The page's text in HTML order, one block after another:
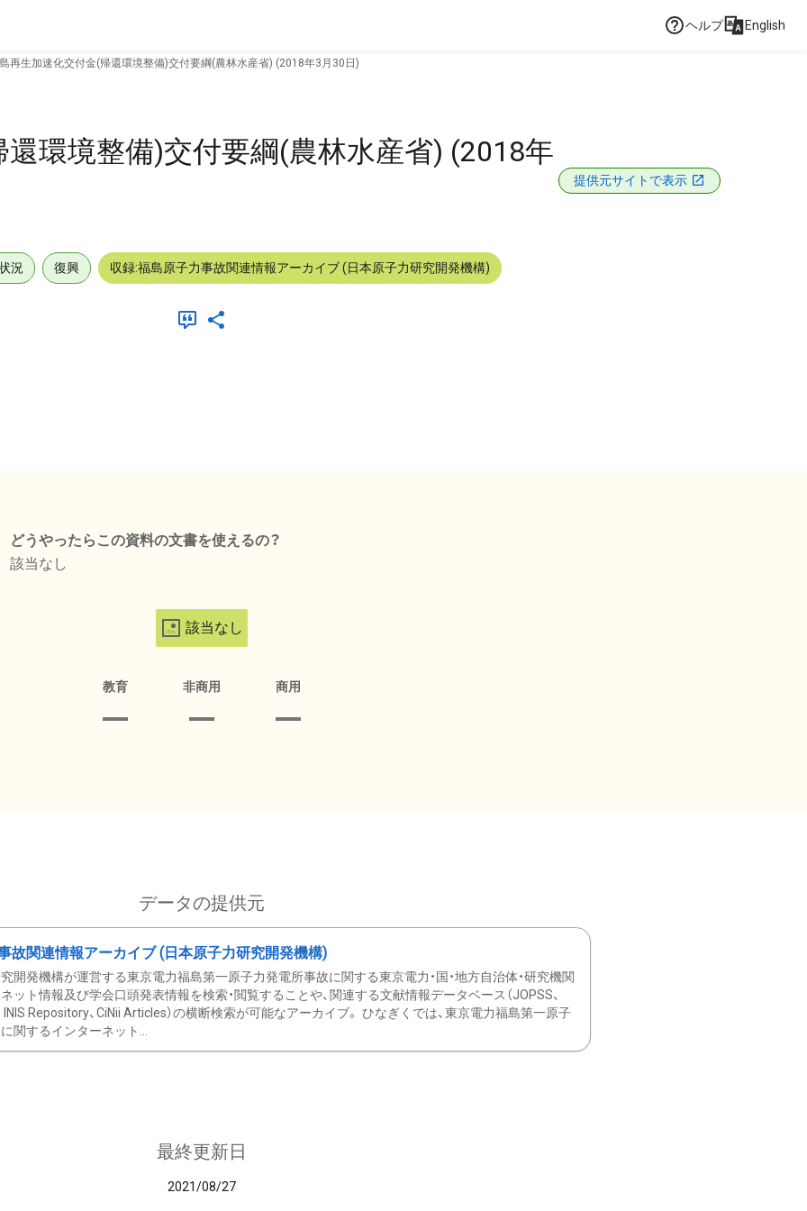
ヘルプ English
再生加速化交付金(帰還環境整備)交付要綱(農林水産省) (2018年3月30日)
環境整備)交付要綱(農林水産省) (2018年
提供元サイトで表示
況 復興 収録:福島原子力事故関連情報アーカイブ (日本原子力研究開発機構)
どうやったらこの資料の文書を使えるの？
該当なし
該当なし
教育 非商用 商用
データの提供元
故関連情報アーカイブ (日本原子力研究開発機構)
開発機構が運営する東京電力福島第一原子力発電所事故に関する東京電力・国・地方自治体・研究機関
ット情報及び学会口頭発表情報を検索・閲覧することや、関連する文献情報データベース（JOPSS、
INIS Repository、CiNii Articles）の横断検索が可能なアーカイブ。 ひなぎくでは、東京電力福島第一原子
関するインターネット...
最終更新日
2021/08/27